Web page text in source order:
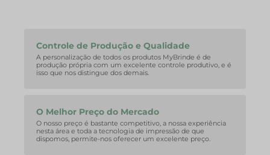
Controle de Produção e Qualidade
A personalização de todos os produtos MyBrinde é de
produção própria com um excelente controle produtivo, e é
isso que nos distingue dos demais.
O Melhor Preço do Mercado
O nosso preço é bastante competitivo, a nossa experiência
nesta área e toda a tecnologia de impressão de que
dispomos, permite-nos oferecer um excelente preço.